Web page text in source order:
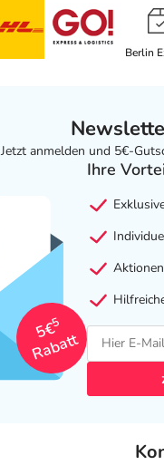
Berlin
Jetzt anmelden und 5€-
5€
5
Rabatt
Ihre